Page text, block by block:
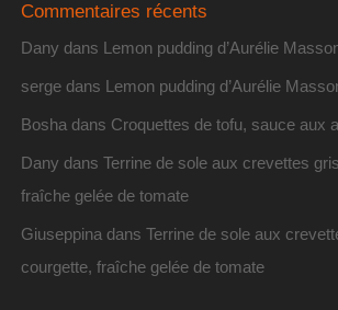
Commentaires récents
Dany dans Lemon pudding d’Aurélie
sergedans Lemon pudding d’Aurélie
Bosha dans Croquettes de tofu, sauce aux
Dany dans Terrine de sole aux crevettes
fraîche gelée de tomate
Giuseppina dans Terrine de sole aux
courgette, fraîche gelée de tomate